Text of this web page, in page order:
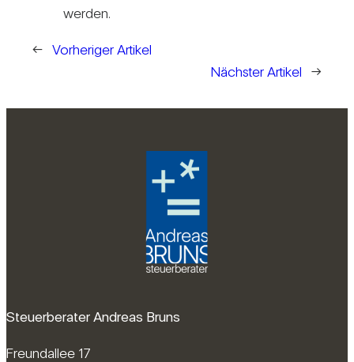
werden.
← Vorheriger Artikel
Nächster Artikel
→
Steuerberater Andreas Bruns
Freundallee 17